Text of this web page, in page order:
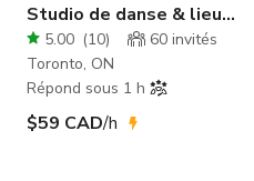
Studio de danse & lieu
sans alcool avec
planchers en bois franc
5.00 (10) 60 invités
Toronto, ON
Répond sous 1 h
$59 CAD/h